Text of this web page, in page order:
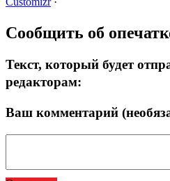
Сообщить об
Текст, который будет
редакторам:
Ваш комментарий